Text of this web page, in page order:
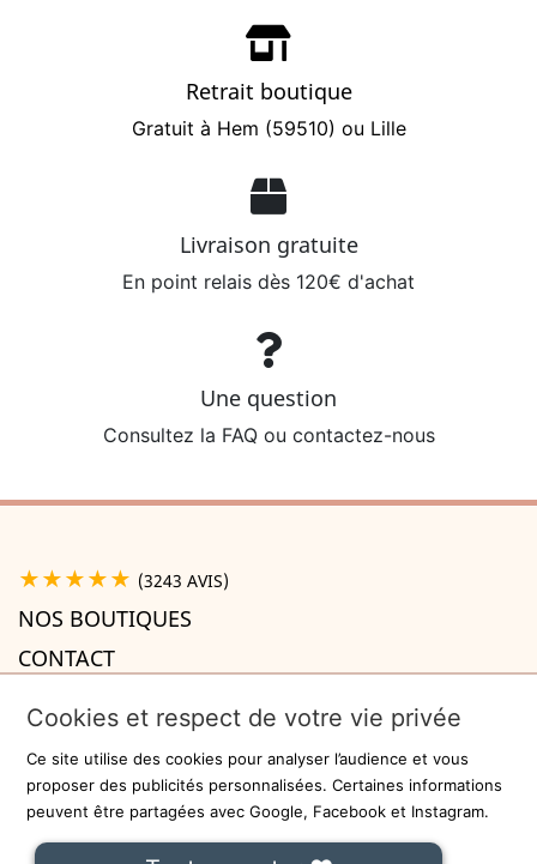
Retrait boutique
Gratuit à Hem (59510) ou Lille
Livraison gratuite
En point relais dès 120€ d'achat
Une question
Consultez la FAQ ou contactez-nous
★★★★★ (3243 AVIS)
NOS BOUTIQUES
CONTACT
INFORMATIONS
Recevez la newsletter
Cookies et respect de votre vie privée
Ce site utilise des cookies pour analyser l’audience et vous
proposer des publicités personnalisées. Certaines informations
peuvent être partagées avec Google, Facebook et Instagram.